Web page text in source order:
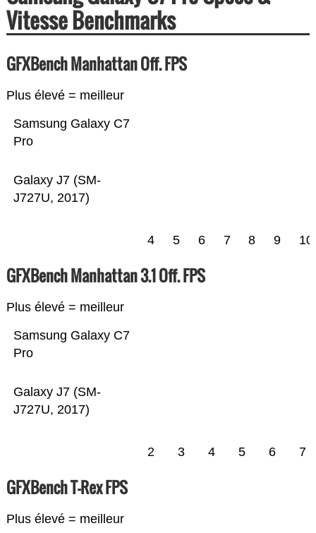
Vitesse Benchmarks
GFXBench Manhattan Off. FPS
Plus élevé = meilleur
Galaxy J7 (SM-
J727U, 2017)
Samsung Galaxy C7
Pro
4 5 6 7 8 9 10
GFXBench Manhattan 3.1 Off. FPS
Plus élevé = meilleur
Galaxy J7 (SM-
J727U, 2017)
Samsung Galaxy C7
Pro
2 3 4 5 6 7
GFXBench T-Rex FPS
Plus élevé = meilleur